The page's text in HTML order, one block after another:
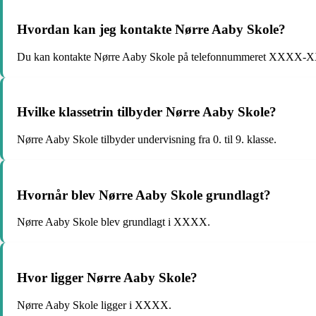
Hvordan kan jeg kontakte Nørre Aaby Skole?
Du kan kontakte Nørre Aaby Skole på telefonnummeret XXXX-
Hvilke klassetrin tilbyder Nørre Aaby Skole?
Nørre Aaby Skole tilbyder undervisning fra 0. til 9. klasse.
Hvornår blev Nørre Aaby Skole grundlagt?
Nørre Aaby Skole blev grundlagt i XXXX.
Hvor ligger Nørre Aaby Skole?
Nørre Aaby Skole ligger i XXXX.